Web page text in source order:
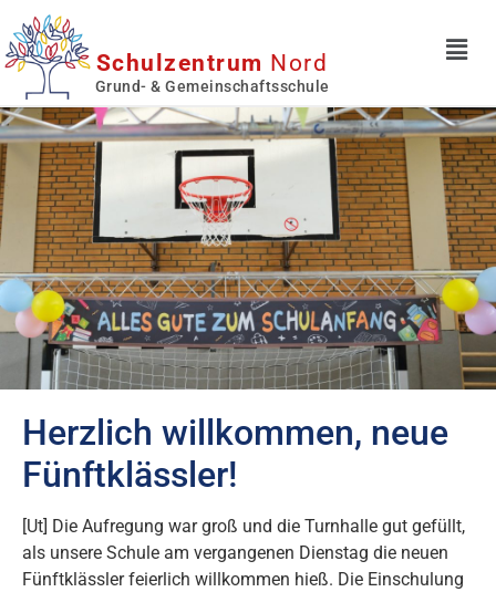
Schulzentrum Nord
Grund- & Gemeinschaftsschule
Herzlich willkommen, neue
Fünftklässler!
[Ut] Die Aufregung war groß und die Turnhalle gut gefüllt,
als unsere Schule am vergangenen Dienstag die neuen
Fünftklässler feierlich willkommen hieß. Die Einschulung